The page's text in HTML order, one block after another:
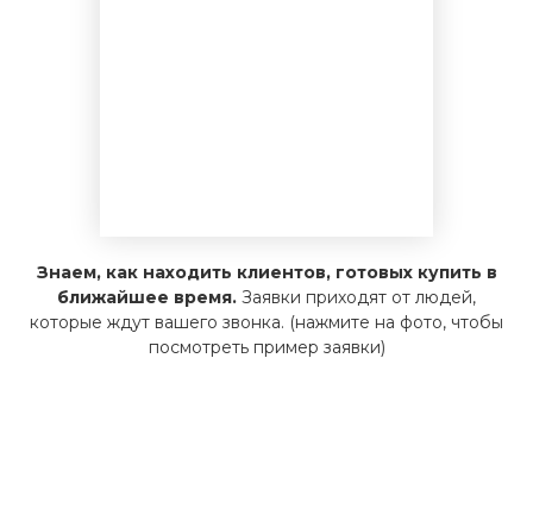
Знаем, как находить клиентов, готовых купить в
ближайшее время. Заявки приходят от людей,
которые ждут вашего звонка. (нажмите на фото, чтобы
посмотреть пример заявки)